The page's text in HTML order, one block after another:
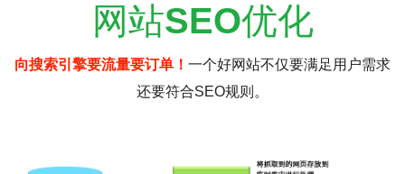
网站SEO优化
向搜索引擎要流量要订单！ 一个好网站不仅要满足用户需求
还要符合SEO规则。